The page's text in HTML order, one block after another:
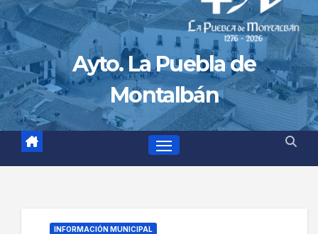
Ayto. La Puebla de
Montalbán
INFORMACIÓN MUNICIPAL